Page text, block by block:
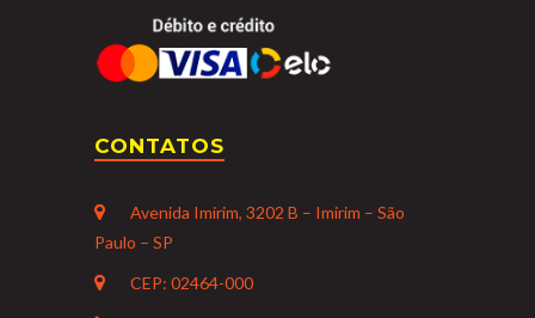
CONTATOS
Avenida Imirim, 3202 B – Imirim – São
Paulo – SP
CEP: 02464-000